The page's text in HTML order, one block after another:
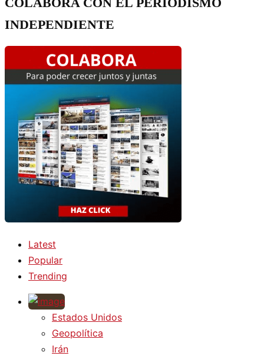
INDEPENDIENTE
Latest
Popular
Trending
Estados Unidos
Geopolítica
Irán